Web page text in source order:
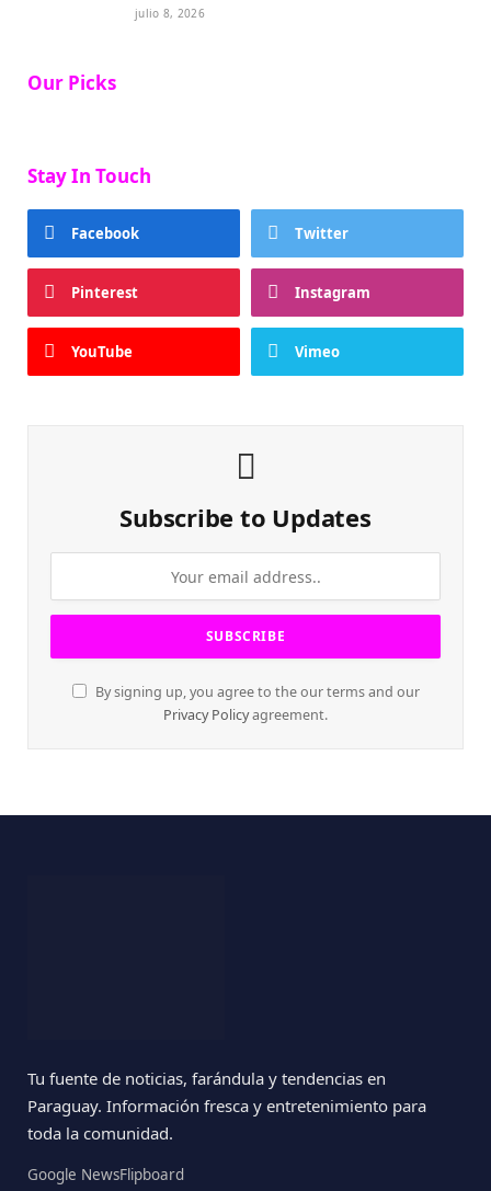
julio 8, 2026
Our Picks
Stay In Touch
Facebook Twitter
Pinterest Instagram
YouTube Vimeo
Subscribe to Updates
By signing up, you agree to the our terms and our
Privacy Policyagreement.
Tu fuente de noticias, farándula y tendencias en
Paraguay. Información fresca y entretenimiento para
toda la comunidad.
Google NewsFlipboard